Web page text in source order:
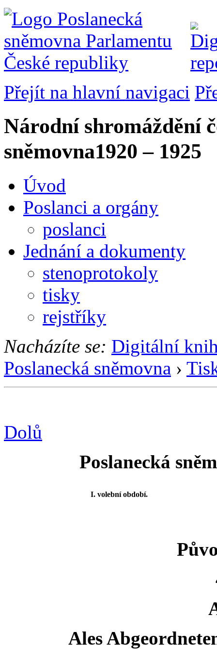
Přejít na hlavní navigaci
Národní shromáždění
sněmovna1920 – 1925
Úvod
Poslanci a orgány
poslanci
Jednání a dokumenty
stenoprotokoly
tisky
rejstříky
Nacházíte se: Digitální
Poslanecká sněmovna ›
Dolů
Poslanecká
I. volební období.
Ales